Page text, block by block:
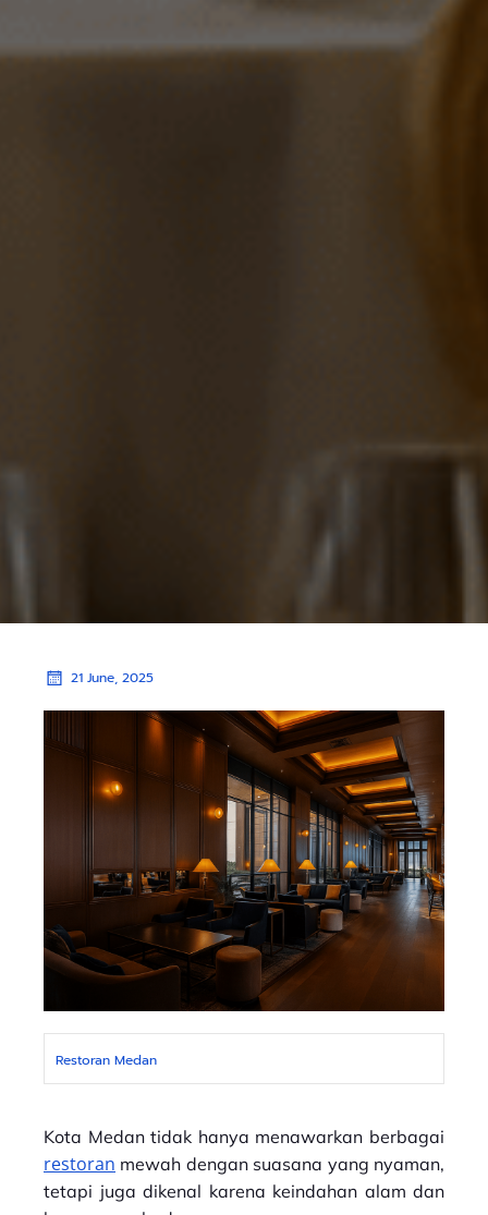
21 June, 2025
Restoran Medan
Kota Medan tidak hanya menawarkan berbagai
restoran mewah dengan suasana yang nyaman,
tetapi juga dikenal karena keindahan alam dan